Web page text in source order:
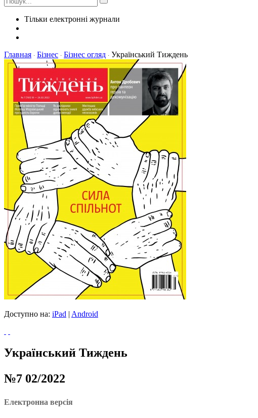
Тільки електронні журнали
Главная · Бізнес · Бізнес огляд · Український Тиждень
Доступно на: iPad | Android
Український Тиждень
№7 02/2022
Електронна версія